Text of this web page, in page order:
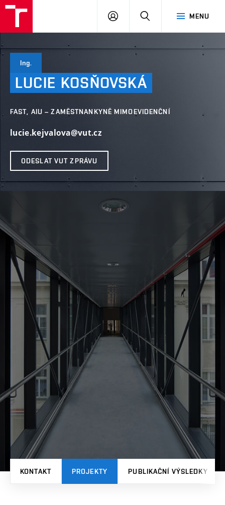
MENU
PŘIHLÁSIT
Ing.
LUCIE KOSŇOVSKÁ
FAST, AIU – ZAMĚSTNANKYNĚ MIMOEVIDENČNÍ
lucie.kejvalova@vut.cz
ODESLAT VUT ZPRÁVU
KONTAKT PROJEKTY PUBLIKAČNÍ VÝSLEDKY